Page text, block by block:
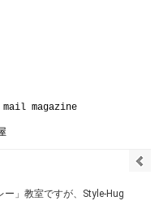
mail magazine
」教室ですが、Style-Hug